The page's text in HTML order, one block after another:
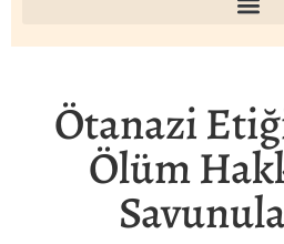
Ötanazi
Ölüm